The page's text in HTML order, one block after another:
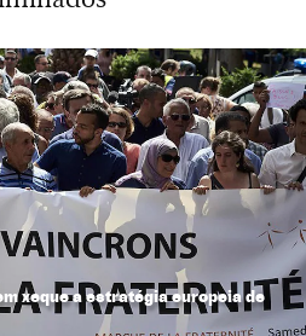
xeque a estratégia europeia de